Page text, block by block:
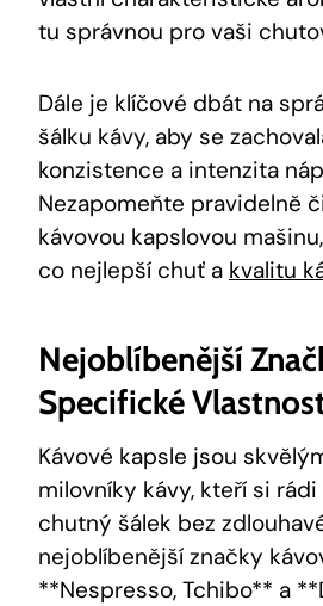
tu správnou pro vaši
Dále je klíčové dbát na
šálku kávy, aby se
konzistence a intenzita
Nezapomeňte pravidelně
kávovou kapslovou
co nejlepší chuť a kvalitu
Nejoblíbenější
Specifické
Kávové kapsle jsou
milovníky kávy, kteří si
chutný šálek bez
nejoblíbenější značky
**Nespresso, Tchibo** a